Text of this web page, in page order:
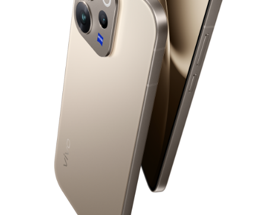
Azerbaijan(az) | Ölkə/region seçin